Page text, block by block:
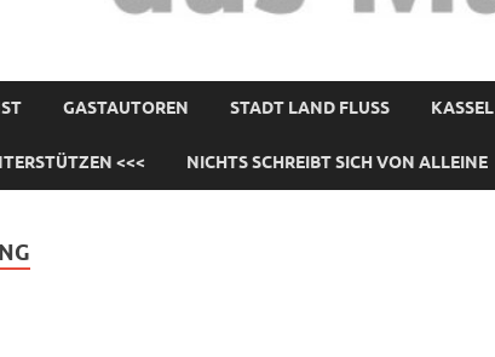
GASTAUTOREN STADT LAND FLUSS KASSEL
<<< NICHTS SCHREIBT SICH VON ALLEINE